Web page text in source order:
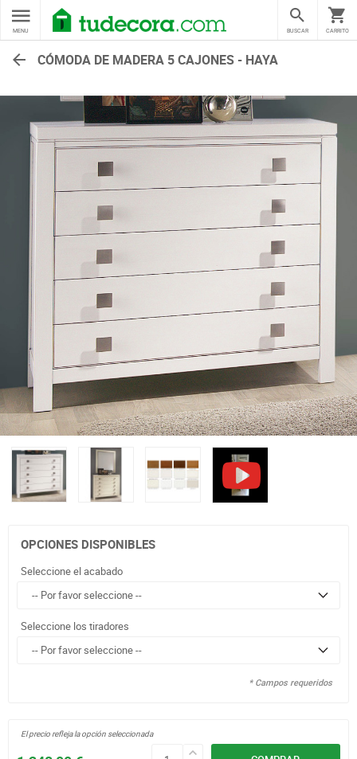
MENU CARRITO
BUSCAR
CÓMODA DE MADERA 5 CAJONES - HAYA
OPCIONES DISPONIBLES
Seleccione el acabado
Seleccione los tiradores
* Campos requeridos
El precio refleja la opción seleccionada